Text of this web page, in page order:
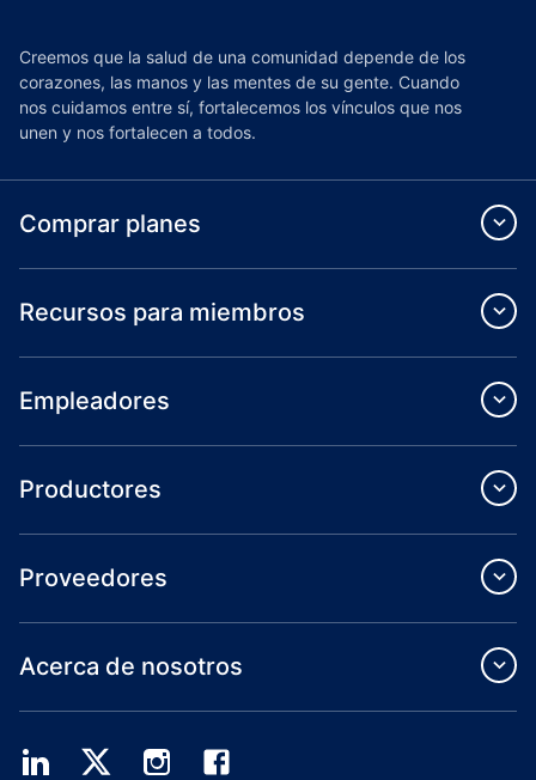
Creemos que la salud de una comunidad depende de los
corazones, las manos y las mentes de su gente. Cuando
nos cuidamos entre sí, fortalecemos los vínculos que nos
unen y nos fortalecen a todos.
Comprar planes
Recursos para miembros
Empleadores
Productores
Proveedores
Acerca de nosotros